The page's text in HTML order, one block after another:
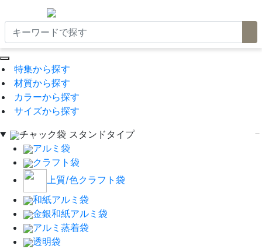
特集から探す
材質から探す
カラーから探す
サイズから探す
チャック袋 スタンドタイプ
アルミ袋
クラフト袋
上質/色クラフト袋
和紙アルミ袋
金銀和紙アルミ袋
アルミ蒸着袋
透明袋